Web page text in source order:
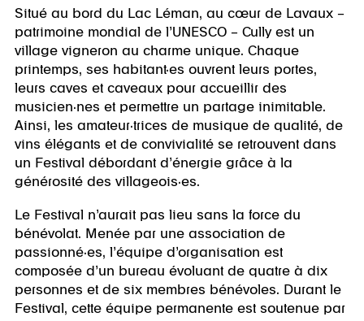
Situé au bord du Lac Léman, au cœur de Lavaux –
patrimoine mondial de l’UNESCO – Cully est un
village vigneron au charme unique. Chaque
printemps, ses habitant·es ouvrent leurs portes,
leurs caves et caveaux pour accueillir des
musicien·nes et permettre un partage inimitable.
Ainsi, les amateur·trices de musique de qualité, de
vins élégants et de convivialité se retrouvent dans
un Festival débordant d’énergie grâce à la
générosité des villageois·es.
Le Festival n’aurait pas lieu sans la force du
bénévolat. Menée par une association de
passionné·es, l’équipe d’organisation est
composée d’un bureau évoluant de quatre à dix
personnes et de six membres bénévoles. Durant le
Festival, cette équipe permanente est soutenue par